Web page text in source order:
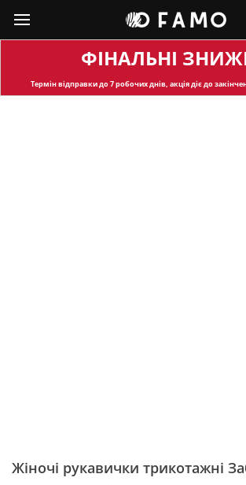
ФІНАЛЬНІ
Термін відправкидо 7 робочих днів, акція діє до
Жіночі рукавички трикотажні